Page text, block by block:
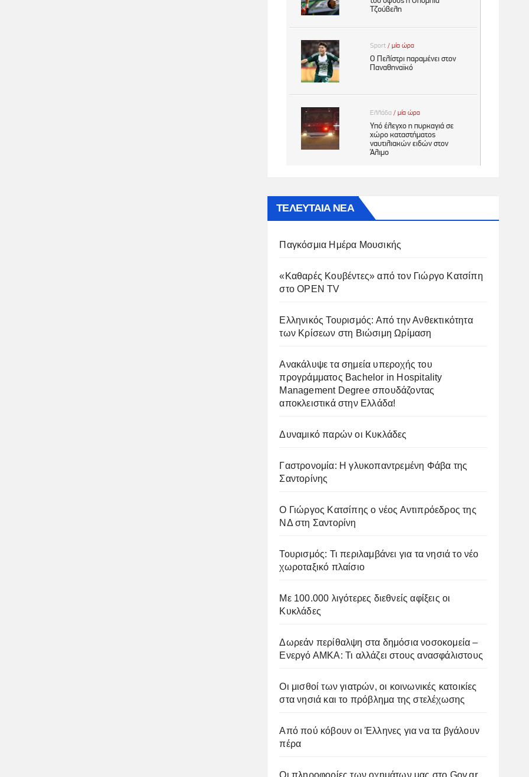
ΤΕΛΕΥΤΑΙΑ ΝΕΑ
Παγκόσμια Ημέρα Μουσικής
«Καθαρές Κουβέντες» από τον Γιώργο Κατσίπη
στο OPEN TV
Ελληνικός Τουρισμός: Από την Ανθεκτικότητα
των Κρίσεων στη Βιώσιμη Ωρίμαση
Ανακάλυψε τα σημεία υπεροχής του
προγράμματος Bachelor in Hospitality
Management Degree σπουδάζοντας
αποκλειστικά στην Ελλάδα!
Δυναμικό παρών οι Κυκλάδες
Γαστρονομία: Η γλυκοπαντρεμένη Φάβα της
Σαντορίνης
Ο Γιώργος Κατσίπης ο νέος Αντιπρόεδρος της
ΝΔ στη Σαντορίνη
Τουρισμός: Τι περιλαμβάνει για τα νησιά το νέο
χωροταξικό πλαίσιο
Με 100.000 λιγότερες διεθνείς αφίξεις οι
Κυκλάδες
Δωρεάν περίθαλψη στα δημόσια νοσοκομεία –
Ενεργό ΑΜΚΑ: Τι αλλάζει στους ανασφάλιστους
Οι μισθοί των γιατρών, οι κοινωνικές κατοικίες
στα νησιά και το πρόβλημα της στελέχωσης
Από πού κόβουν οι Έλληνες για να τα βγάλουν
πέρα
Οι πληροφορίες των οχημάτων μας στο Gov.gr